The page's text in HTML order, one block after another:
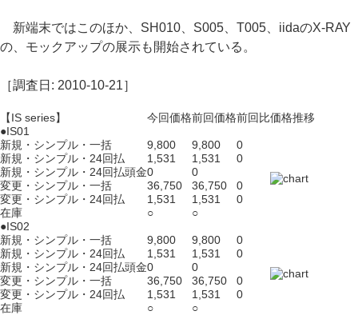
新端末ではこのほか、SH010、S005、T005、iidaのX-RAY
の、モックアップの展示も開始されている。
［調査日: 2010-10-21］
【IS series】 今回価格前回価格前回比価格推移
●IS01
新規・シンプル・一括
9,800 9,800
0
新規・シンプル・24回払
1,531 1,531
0
新規・シンプル・24回払頭金0
0
変更・シンプル・一括
36,750 36,750
0
変更・シンプル・24回払
1,531 1,531
0
在庫
○
○
●IS02
新規・シンプル・一括
9,800 9,800
0
新規・シンプル・24回払
1,531 1,531
0
新規・シンプル・24回払頭金0
0
変更・シンプル・一括
36,750 36,750
0
変更・シンプル・24回払
1,531 1,531
0
在庫
○ ○